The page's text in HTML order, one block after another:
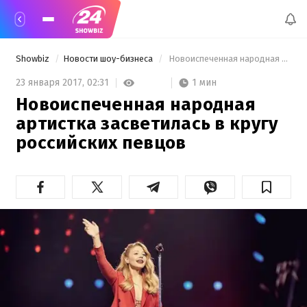
Showbiz Новости шоу-бизнеса Новоиспеченная народная артистка засветилась в кругу российских певцов
23 января 2017, 02:31 1 мин
Новоиспеченная народная
артистка засветилась в кругу
российских певцов